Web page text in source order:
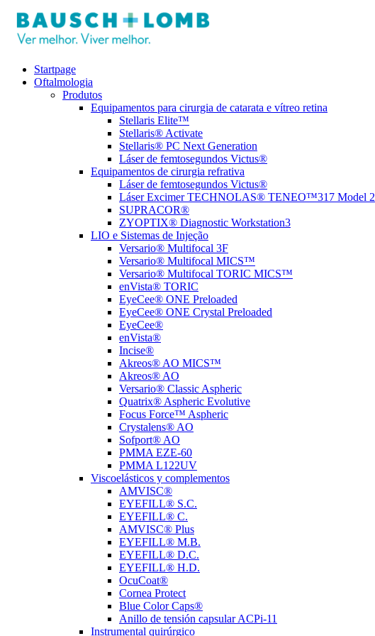
Startpage
Oftalmologia
Produtos
Equipamentos para cirurgia de catarata e vítreo retina
Stellaris Elite™
Stellaris® Activate
Stellaris® PC Next Generation
Láser de femtosegundos Victus®
Equipamentos de cirurgia refrativa
Láser de femtosegundos Victus®
Láser Excimer TECHNOLAS® TENEO™317 Model 2
SUPRACOR®
ZYOPTIX® Diagnostic Workstation3
LIO e Sistemas de Injeção
Versario® Multifocal 3F
Versario® Multifocal MICS™
Versario® Multifocal TORIC MICS™
enVista® TORIC
EyeCee® ONE Preloaded
EyeCee® ONE Crystal Preloaded
EyeCee®
enVista®
Incise®
Akreos® AO MICS™
Akreos® AO
Versario® Classic Aspheric
Quatrix® Aspheric Evolutive
Focus Force™ Aspheric
Crystalens® AO
Sofport® AO
PMMA EZE-60
PMMA L122UV
Viscoelásticos y complementos
AMVISC®
EYEFILL® S.C.
EYEFILL® C.
AMVISC® Plus
EYEFILL® M.B.
EYEFILL® D.C.
EYEFILL® H.D.
OcuCoat®
Cornea Protect
Blue Color Caps®
Anillo de tensión capsular ACPi-11
Instrumental quirúrgico